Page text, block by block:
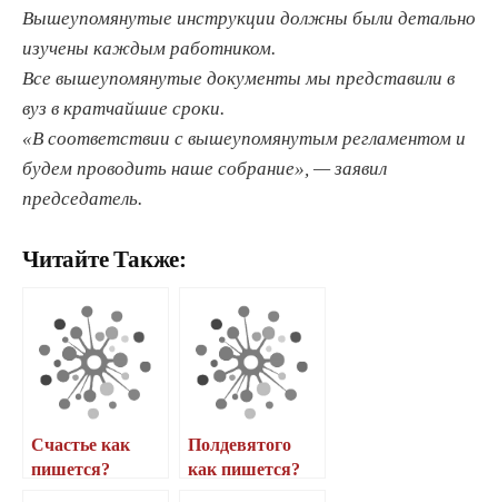
Вышеупомянутые инструкции должны были детально
изучены каждым работником.
Все вышеупомянутые документы мы представили в
вуз в кратчайшие сроки.
«В соответствии с вышеупомянутым регламентом и
будем проводить наше собрание», — заявил
председатель.
Читайте Также:
Счастье как
пишется?
Полдевятого
как пишется?